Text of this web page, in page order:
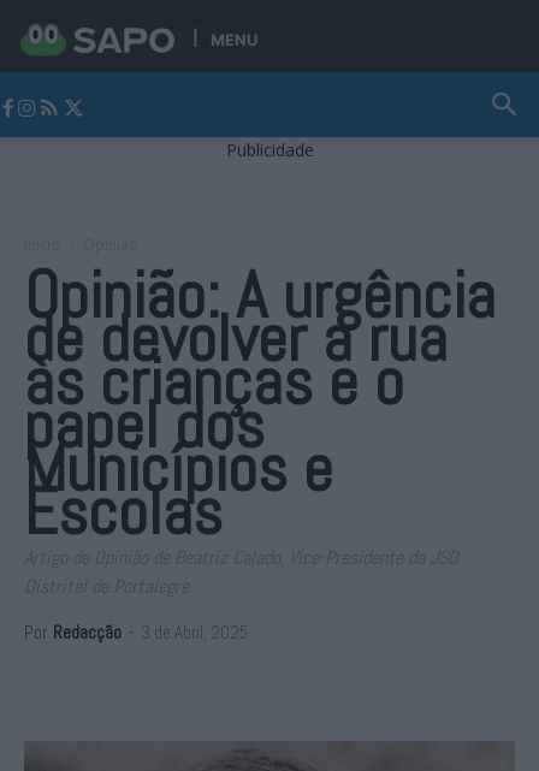
MENU
Publicidade
Opinião: A urgência
de devolver a rua
às crianças e o
papel dos
Municípios e
Escolas
Artigo de Opinião de Beatriz Calado, Vice-Presidente da JSD
Distrital de Portalegre
Por Redacção - 3 de Abril, 2025